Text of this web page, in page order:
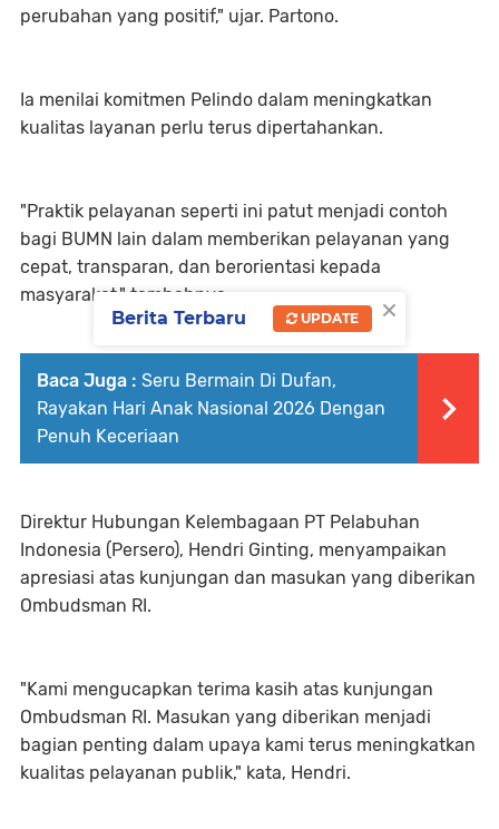
perubahan yang positif," ujar. Partono.
Ia menilai komitmen Pelindo dalam meningkatkan
kualitas layanan perlu terus dipertahankan.
"Praktik pelayanan seperti ini patut menjadi contoh
bagi BUMN lain dalam memberikan pelayanan yang
cepat, transparan, dan berorientasi kepada
masyarakat," tambahnya.
Baca Juga : Seru Bermain Di Dufan,
Rayakan Hari Anak Nasional 2026 Dengan
Penuh Keceriaan
Direktur Hubungan Kelembagaan PT Pelabuhan
Indonesia (Persero), Hendri Ginting, menyampaikan
apresiasi atas kunjungan dan masukan yang diberikan
Ombudsman RI.
"Kami mengucapkan terima kasih atas kunjungan
Ombudsman RI. Masukan yang diberikan menjadi
bagian penting dalam upaya kami terus meningkatkan
kualitas pelayanan publik," kata, Hendri.
×
Berita Terbaru UPDATE